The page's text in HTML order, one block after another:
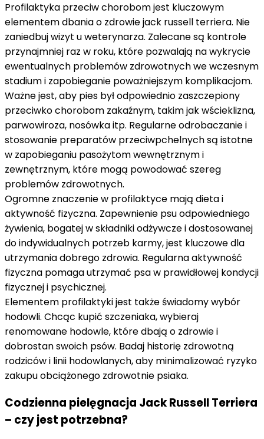
Profilaktyka przeciw chorobom jest kluczowym
elementem dbania o zdrowie jack russell terriera. Nie
zaniedbuj wizyt u weterynarza. Zalecane są kontrole
przynajmniej raz w roku, które pozwalają na wykrycie
ewentualnych problemów zdrowotnych we wczesnym
stadium i zapobieganie poważniejszym komplikacjom.
Ważne jest, aby pies był odpowiednio zaszczepiony
przeciwko chorobom zakaźnym, takim jak wścieklizna,
parwowiroza, nosówka itp. Regularne odrobaczanie i
stosowanie preparatów przeciwpchelnych są istotne
w zapobieganiu pasożytom wewnętrznym i
zewnętrznym, które mogą powodować szereg
problemów zdrowotnych.
Ogromne znaczenie w profilaktyce mają dieta i
aktywność fizyczna. Zapewnienie psu odpowiedniego
żywienia, bogatej w składniki odżywcze i dostosowanej
do indywidualnych potrzeb karmy, jest kluczowe dla
utrzymania dobrego zdrowia. Regularna aktywność
fizyczna pomaga utrzymać psa w prawidłowej kondycji
fizycznej i psychicznej.
Elementem profilaktyki jest także świadomy wybór
hodowli. Chcąc kupić szczeniaka, wybieraj
renomowane hodowle, które dbają o zdrowie i
dobrostan swoich psów. Badaj historię zdrowotną
rodziców i linii hodowlanych, aby minimalizować ryzyko
zakupu obciążonego zdrowotnie psiaka.
Codzienna pielęgnacja Jack Russell Terriera
– czy jest potrzebna?